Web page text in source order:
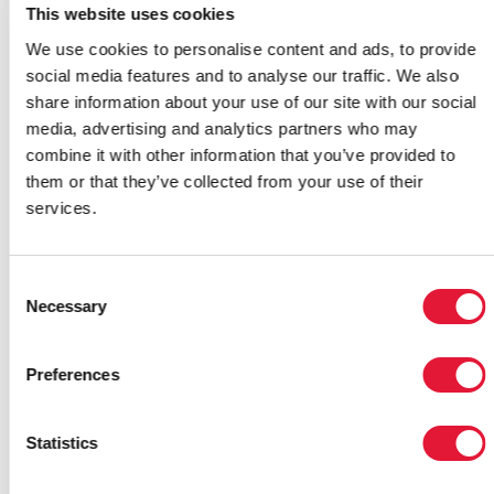
This website uses cookies
We use cookies to personalise content and ads, to provide
social media features and to analyse our traffic. We also
share information about your use of our site with our social
media, advertising and analytics partners who may
combine it with other information that you’ve provided to
them or that they’ve collected from your use of their
services.
Selection
Necessary
Preferences
Statistics
Dar a las personas que viven con el VIH la oportunidad
de contar sus propias historias a través de reportajes e
informes se destacó como un factor clave para mejorar
y aumentar la difusión de la programación y la
cobertura de la prensa escrita. Los oradores afirmaron
que la presencia en los medios de comunicación de
las personas que “viven positivamente” está
acabar con la discriminación.
“Alejémonos de la fatalidad y de la melancolía; esa
idea es de hace 25 años. El sida se ha convertido en
generando a menudo ondas positivas, y debemos
Radiodifusión de Sudáfrica.